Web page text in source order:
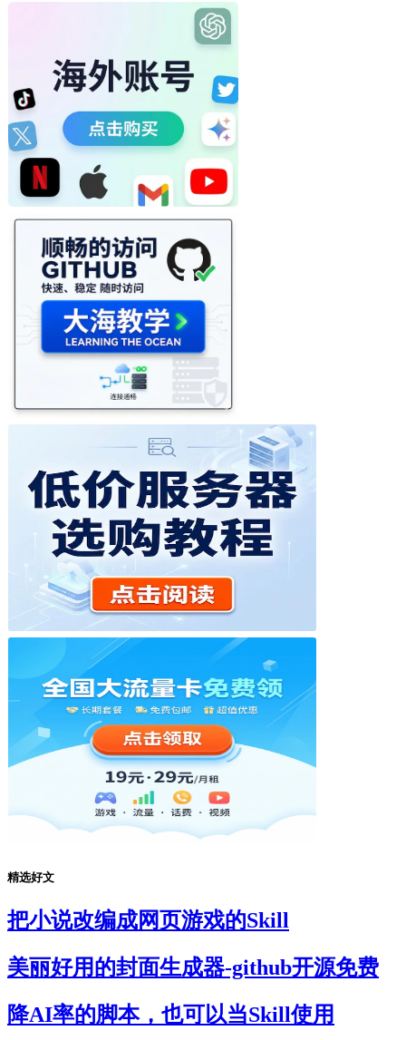
精选好文
把小说改编成网页游戏的Skill
美丽好用的封面生成器-github开源免费
降AI率的脚本，也可以当Skill使用